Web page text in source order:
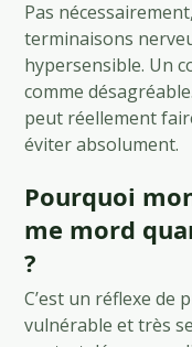
Pas
terminaisons
hypersensible. Un
comme
peut réellement
éviter absolument.
Pourquoi
me mord
?
C’est un réflexe de
vulnérable et très